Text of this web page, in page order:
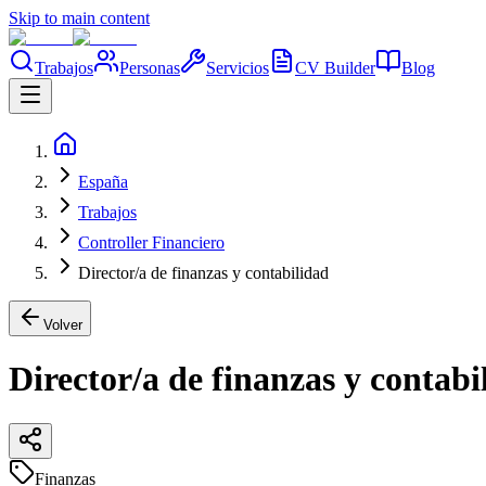
Skip to main content
Trabajos Personas Servicios CV Builder Blog
España
Trabajos
Controller Financiero
Director/a de finanzas y contabilidad
Volver
Director/a de finanzas y
Finanzas